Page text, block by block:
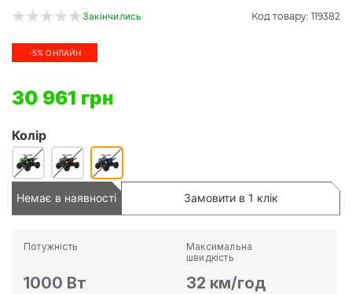
Закінчились Код товару: 119382
-5% ОНЛАЙН
30 961 грн
Колір
Немає в наявності Замовити в 1 клік
Потужність
1000 Вт
Максимальна
швидкість
32 км/год